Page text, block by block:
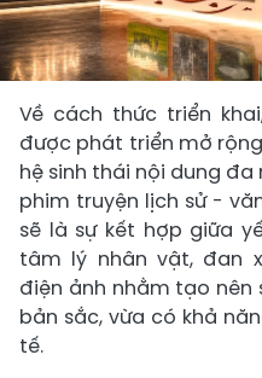
Về cách thức triển
được phát triển mở
hệ sinh thái nội dung
phim truyện lịch sử -
sẽ là sự kết hợp giữa
tâm lý nhân vật, đan
điện ảnh nhằm tạo nên
bản sắc, vừa có khả
tế.